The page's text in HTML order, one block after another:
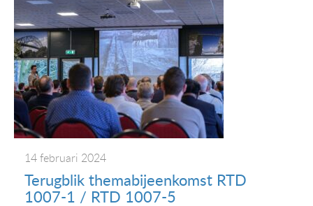
14 februari 2024
Terugblik themabijeenkomst RTD
1007-1 / RTD 1007-5